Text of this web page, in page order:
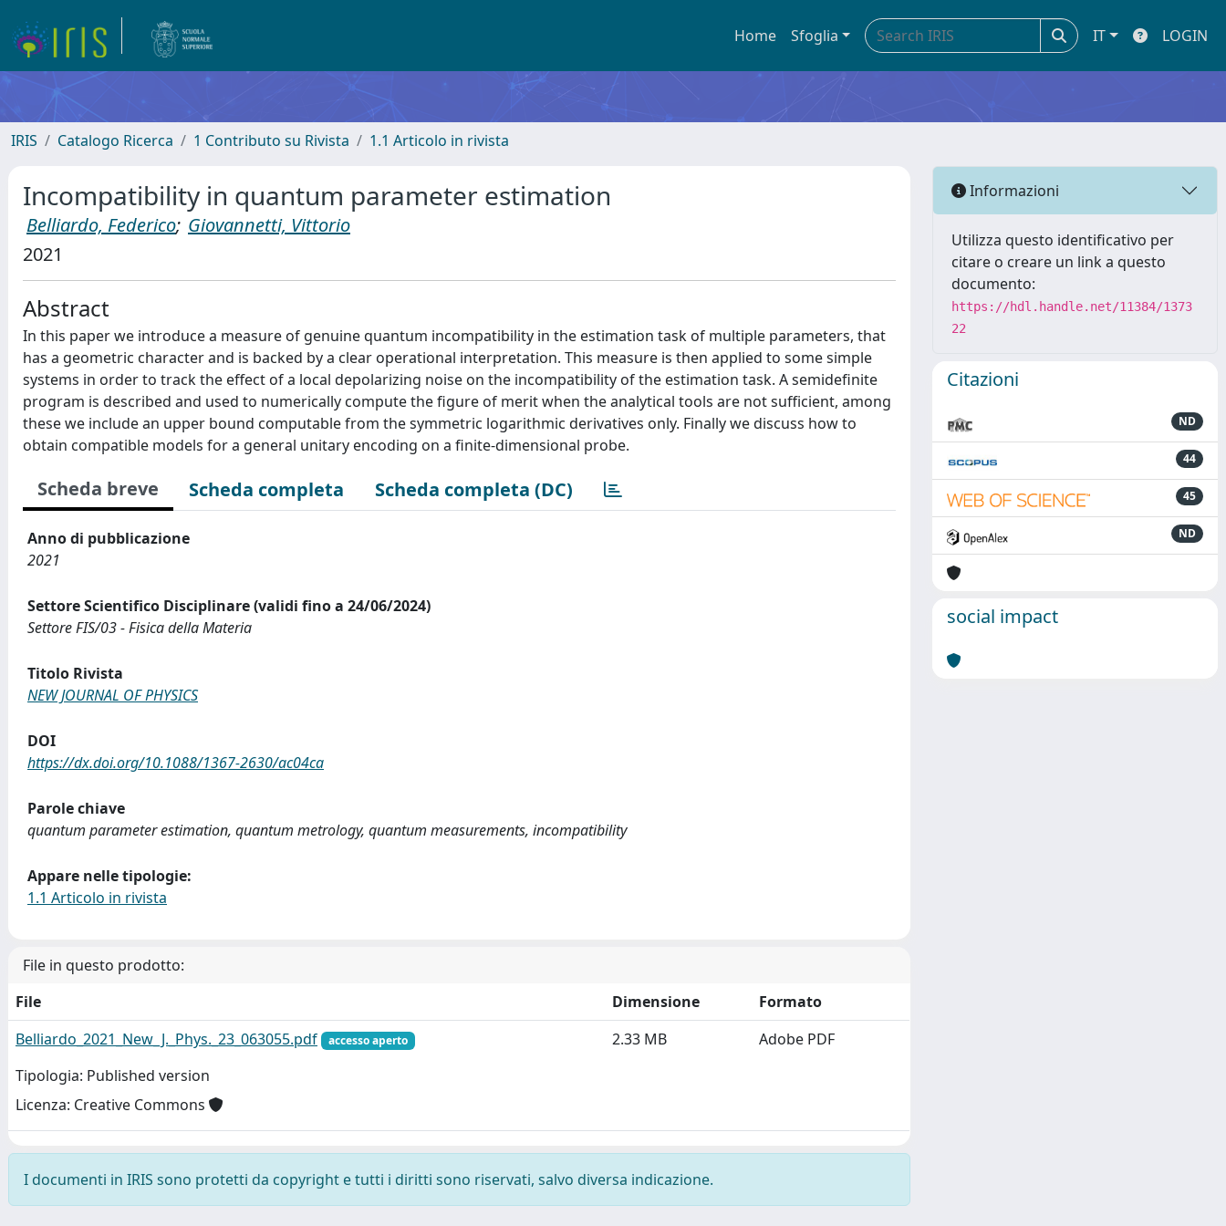
Home Sfoglia IT LOGIN
IRIS Catalogo Ricerca 1 Contributo su Rivista 1.1 Articolo in rivista
Incompatibility in quantum parameter estimation
Belliardo, Federico; Giovannetti, Vittorio
2021
Abstract
In this paper we introduce a measure of genuine quantum incompatibility in the estimation task of multiple parameters, that
has a geometric character and is backed by a clear operational interpretation. This measure is then applied to some simple
systems in order to track the effect of a local depolarizing noise on the incompatibility of the estimation task. A semidefinite
program is described and used to numerically compute the figure of merit when the analytical tools are not sufficient, among
these we include an upper bound computable from the symmetric logarithmic derivatives only. Finally we discuss how to
obtain compatible models for a general unitary encoding on a finite-dimensional probe.
Scheda breve Scheda completa Scheda completa (DC)
Anno di pubblicazione
2021
Settore Scientifico Disciplinare (validi fino a 24/06/2024)
Settore FIS/03 - Fisica della Materia
Titolo Rivista
NEW JOURNAL OF PHYSICS
DOI
https://dx.doi.org/10.1088/1367-2630/ac04ca
Parole chiave
quantum parameter estimation, quantum metrology, quantum measurements, incompatibility
Appare nelle tipologie:
1.1 Articolo in rivista
File in questo prodotto:
File
Dimensione
Formato
Belliardo_2021_New_J._Phys._23_063055.pdf
accesso aperto
Tipologia: Published version
Licenza: Creative Commons
2.33 MB Adobe PDF
I documenti in IRIS sono protetti da copyright e tutti i diritti sono riservati, salvo diversa indicazione.
Informazioni
Utilizza questo identificativo per
citare o creare un link a questo
documento:
https://hdl.handle.net/11384/1373
22
Citazioni
ND
44
45
ND
social impact